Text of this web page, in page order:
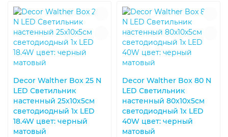
Decor Walther Box 25 N
LED Светильник
настенный 25x10x5см
светодиодный 1x LED
18.4W цвет: черный
матовый
Decor Walther Box 80 N
LED Светильник
настенный 80x10x5см
светодиодный 1x LED
40W цвет: черный
матовый